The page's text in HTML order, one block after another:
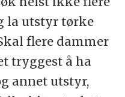
la utstyr tørke
flere dammer
tryggest å ha
annet utstyr,